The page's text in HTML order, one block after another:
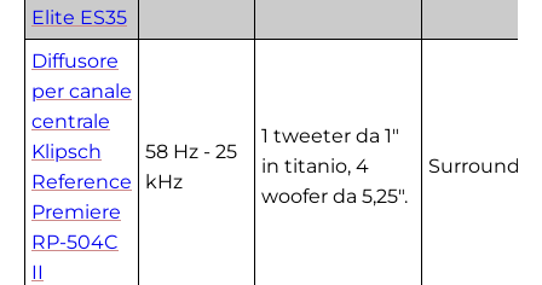
Elite ES35
Diffusore
per canale
centrale
Klipsch
Reference
Premiere
RP-504C
II
58 Hz - 25
kHz
1 tweeter da 1"
in titanio, 4
woofer da 5,25".
Surround